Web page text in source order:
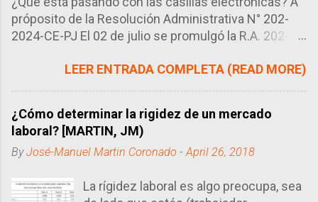
próposito de la Resolución Administrativa N° 202-
2024-CE-PJ El 02 de julio se promulgó la R.A. 202-
Judicial, órgano encargado de regular la manera en
que se llevan los procesos en el Perú, en este caso
como se sabe, las casillas electrónicas son como
correos electrónicos que utilizan los abogados
como buzón (domicilio procesal electrónico) para
procesos. Este sistema ha sustuido en gran medida
LEER ENTRADA COMPLETA (READ MORE)
¿Cómo determinar la rigidez de un mercado
laboral? [MARTIN, JM)
ByJosé-Manuel Martin Coronado -April 26, 2018
La rígidez laboral es algo preocupa, sea